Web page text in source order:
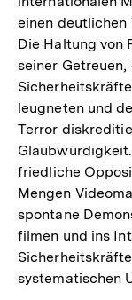
einen deutlichen
Die Haltung von
seiner
leugneten und
Terror
friedliche
Mengen
spontane
filmen und ins
systematischen